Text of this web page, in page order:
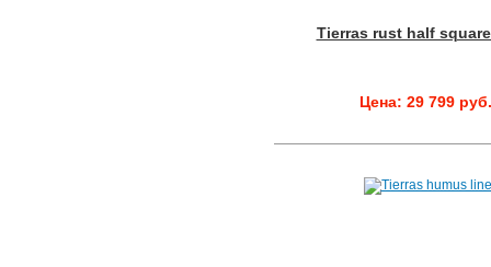
Tierras rust half
Цена: 29 799 руб.